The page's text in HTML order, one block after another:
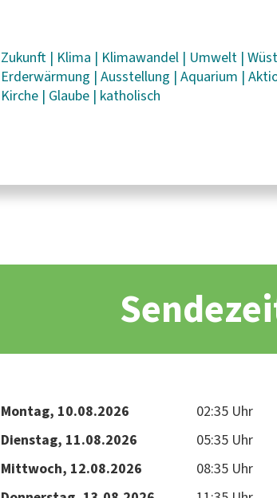
Zukunft | Klima | Klimawandel | Umwelt |
Erderwärmung |Ausstellung |Aquarium |
Kirche | Glaube | katholisch
Montag, 10.08.2026
02:35 Uhr
Dienstag, 11.08.2026
05:35 Uhr
Mittwoch, 12.08.2026
08:35 Uhr